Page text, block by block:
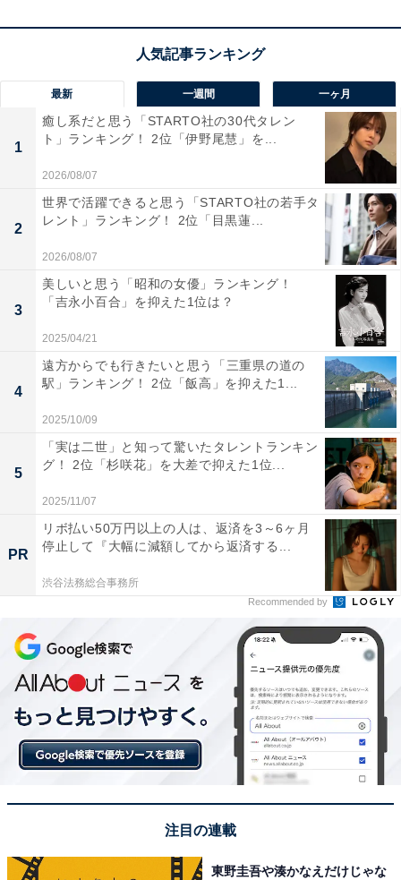
次ページ
10位までの全ランキング結果を見
る
こちらもおすすめ
東京の「家賃が高いのに人気の駅」ランキン
グ！ 2位は13万8000円の「麻布十番駅」、1位
は？
1
最新 一週間 一ヶ月
1
癒し系だと思う「STARTO社の30代タレン
ト」ランキング！ 2位「伊野尾慧」を...
2026/08/07
2
世界で活躍できると思う「STARTO社の若手タ
レント」ランキング！ 2位「目黒蓮...
2026/08/07
3
美しいと思う「昭和の女優」ランキング！
「吉永小百合」を抑えた1位は？
2025/04/21
4
遠方からでも行きたいと思う「三重県の道の
駅」ランキング！ 2位「飯高」を抑えた1...
2025/10/09
5
「実は二世」と知って驚いたタレントランキン
グ！ 2位「杉咲花」を大差で抑えた1位...
2025/11/07
PR
リボ払い50万円以上の人は、返済を3～6ヶ月
停止して『大幅に減額してから返済する...
渋谷法務総合事務所
Recommended by
注目の連載
東野圭吾や湊かなえだけじゃな